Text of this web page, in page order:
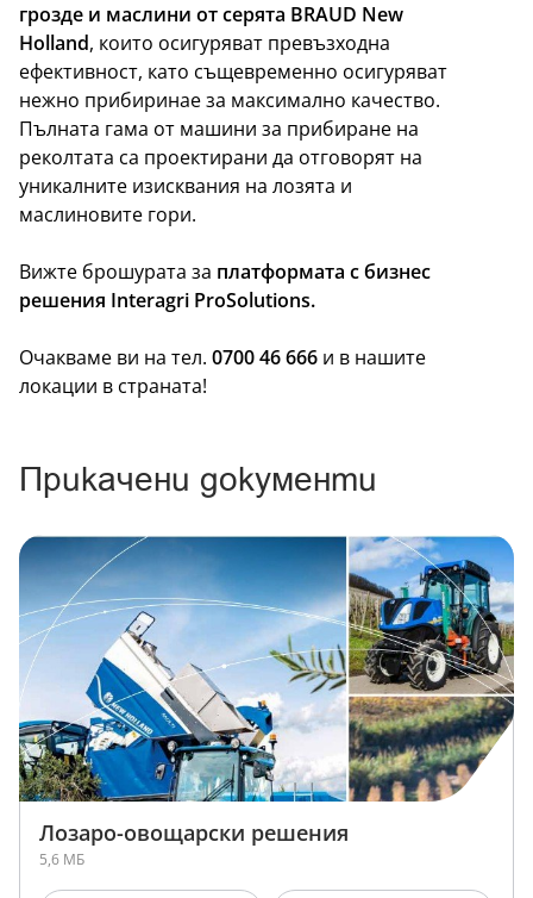
грозде и маслини от серята BRAUD New
Holland, които осигуряват превъзходна
ефективност, като същевременно осигуряват
нежно прибиринае за максимално качество.
Пълната гама от машини за прибиране на
реколтата са проектирани да отговорят на
уникалните изисквания на лозята и
маслиновите гори.
Вижте брошурата за платформата с бизнес
решения Interagri ProSolutions.
Очакваме ви на тел. 0700 46 666 и в нашите
локации в страната!
Прикачени документи
Лозаро-овощарски решения
5,6 МБ